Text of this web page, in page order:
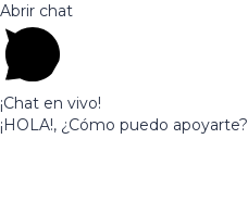
Abrir chat
¡Chat en vivo!
¡HOLA!, ¿Cómo puedo apoyarte?